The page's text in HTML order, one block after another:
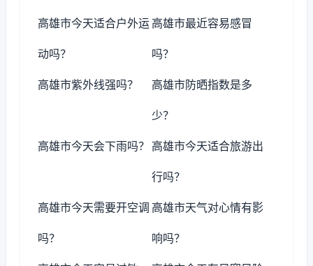
高雄市今天适合户外运
动吗？
高雄市最近容易感冒
吗？
高雄市紫外线强吗？ 高雄市防晒指数是多
少？
高雄市今天会下雨吗？ 高雄市今天适合旅游出
行吗？
高雄市今天需要开空调
吗？
高雄市天气对心情有影
响吗？